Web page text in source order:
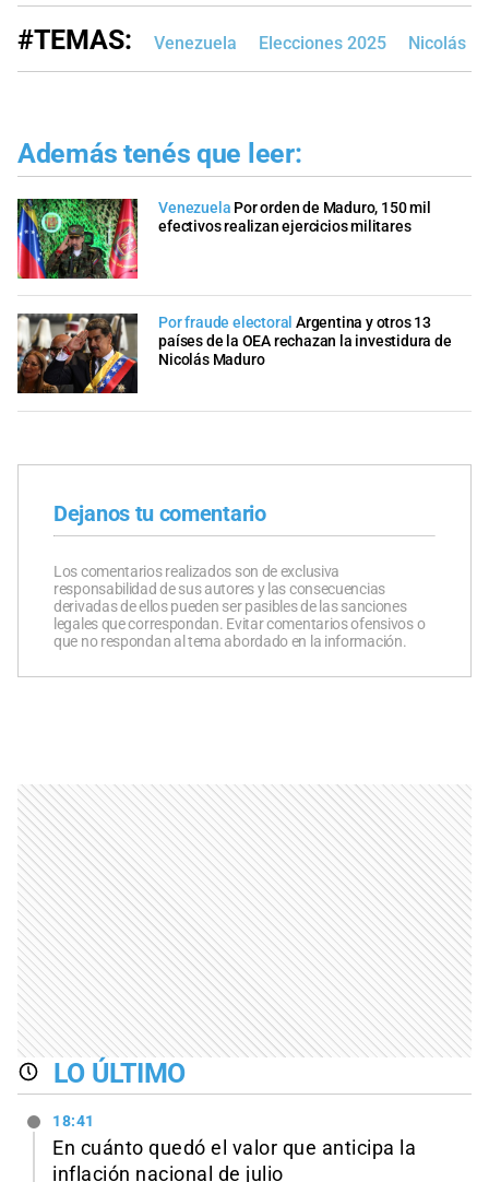
#TEMAS: Venezuela Elecciones 2025 Nicolás
Además tenés que leer:
Venezuela Por orden de Maduro, 150 mil
efectivos realizan ejercicios militares
Por fraude electoral Argentina y otros 13
países de la OEA rechazan la investidura de
Nicolás Maduro
Dejanos tu comentario
Los comentarios realizados son de exclusiva
responsabilidad de sus autores y las consecuencias
derivadas de ellos pueden ser pasibles de las sanciones
legales que correspondan. Evitar comentarios ofensivos o
que no respondan al tema abordado en la información.
LO ÚLTIMO
18:41
En cuánto quedó el valor que anticipa la
inflación nacional de julio